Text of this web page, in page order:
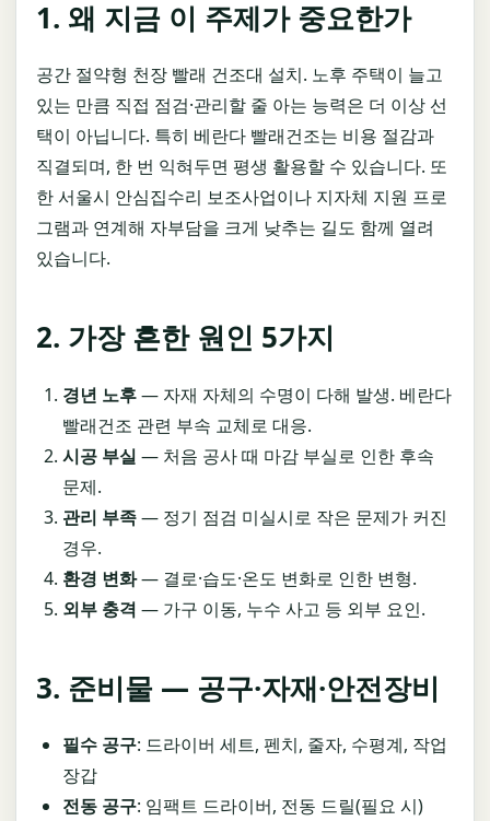
1. 왜 지금 이 주제가 중요한가
공간 절약형 천장 빨래 건조대 설치. 노후 주택이 늘고
있는 만큼 직접 점검·관리할 줄 아는 능력은 더 이상 선
택이 아닙니다. 특히 베란다 빨래건조는 비용 절감과
직결되며, 한 번 익혀두면 평생 활용할 수 있습니다. 또
한 서울시 안심집수리 보조사업이나 지자체 지원 프로
그램과 연계해 자부담을 크게 낮추는 길도 함께 열려
있습니다.
2. 가장 흔한 원인 5가지
경년 노후— 자재 자체의 수명이 다해 발생. 베란다
빨래건조 관련 부속 교체로 대응.
시공 부실 — 처음 공사 때 마감 부실로 인한 후속
문제.
관리 부족— 정기 점검 미실시로 작은 문제가 커진
경우.
환경 변화— 결로·습도·온도 변화로 인한 변형.
외부 충격 — 가구 이동, 누수 사고 등 외부 요인.
3. 준비물 — 공구·자재·안전장비
필수 공구: 드라이버 세트, 펜치, 줄자, 수평계, 작업
장갑
전동 공구: 임팩트 드라이버, 전동 드릴(필요 시)